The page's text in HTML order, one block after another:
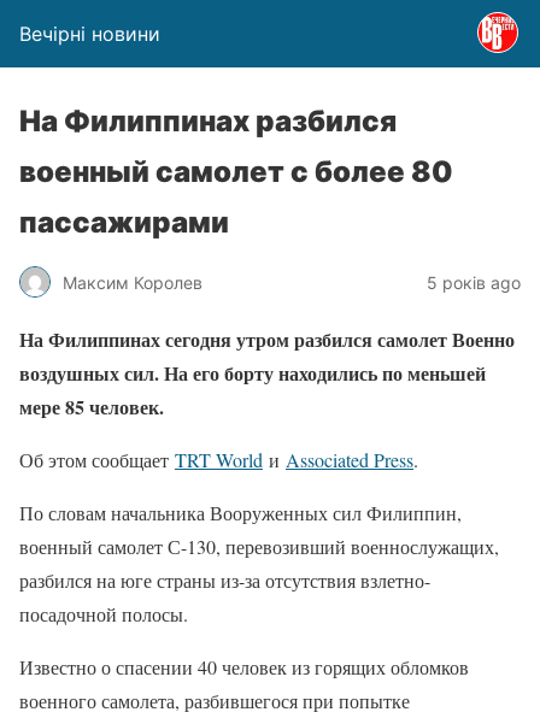
Вечірні новини
На Филиппинах разбился
военный самолет с более 80
пассажирами
Максим Королев 5 років ago
На Филиппинах сегодня утром разбился самолет Военно
воздушных сил. На его борту находились по меньшей
мере 85 человек.
Об этом сообщает TRT World и Associated Press.
По словам начальника Вооруженных сил Филиппин,
военный самолет С-130, перевозивший военнослужащих,
разбился на юге страны из-за отсутствия взлетно-
посадочной полосы.
Известно о спасении 40 человек из горящих обломков
военного самолета, разбившегося при попытке